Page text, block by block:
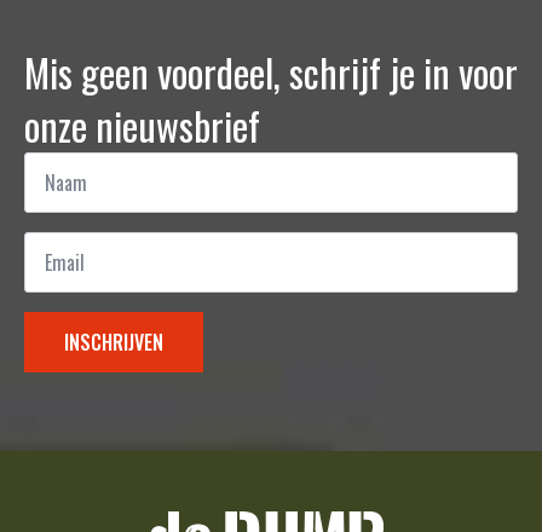
Mis geen voordeel, schrijf je in voor
onze nieuwsbrief
Naam
Email
INSCHRIJVEN